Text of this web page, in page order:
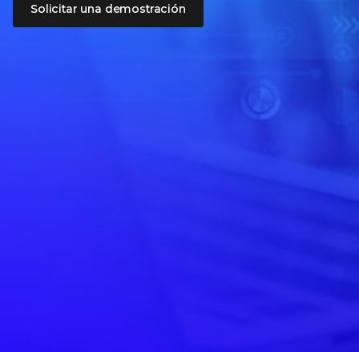
Solicitar una demostración